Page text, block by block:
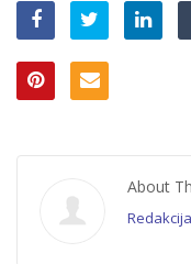
About
Redakcija